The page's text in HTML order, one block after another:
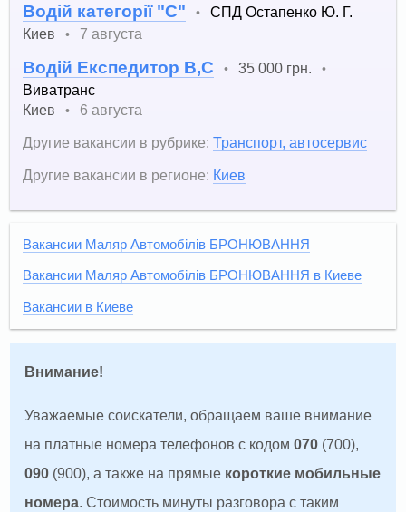
Водій категорії "С" •
СПД Остапенко Ю. Г.
Киев
• 7 августа
Водій Експедитор В,С • 35 000 грн. •
Виватранс
Киев
•
6 августа
Другие вакансии в рубрике: Транспорт, автосервис
Другие вакансии в регионе: Киев
Вакансии Маляр Автомобілів БРОНЮВАННЯ
Вакансии Маляр Автомобілів БРОНЮВАННЯ в Киеве
Вакансии в Киеве
Внимание!
Уважаемые соискатели, обращаем ваше внимание
на платные номера телефонов с кодом070 (700),
090 (900), а также на прямые короткие мобильные
номера. Стоимость минуты разговора с таким